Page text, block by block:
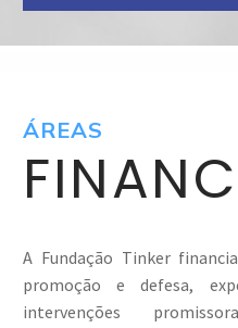
ÁREAS
A Fundação Tinker
promoção e defesa,
intervenções